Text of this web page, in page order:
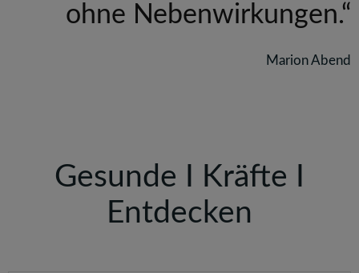
ohne Nebenwirkungen.“
Marion Abend
Gesunde I Kräfte I
Entdecken